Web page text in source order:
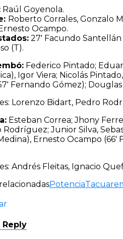
Raúl Goyenola.
Roberto Corrales, Gonzalo
Ocampo.
27′ Facundo Santellán
(T).
Federico Pintado;
Igor Viera; Nicolás
Fernando Gómez);
Lorenzo Bidart, Pedro
Esteban Correa; Jhony
Rodríguez; Junior Silva,
Ernesto Ocampo (66′
Andrés Fleitas, Ignacio
Potencia
Reply